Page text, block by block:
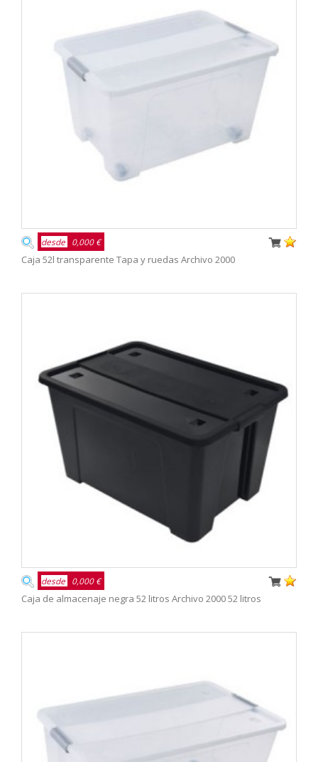
desde 0,000 €
Caja 52l transparente Tapa y ruedas Archivo 2000
desde 0,000 €
Caja de almacenaje negra 52 litros Archivo 2000 52 litros